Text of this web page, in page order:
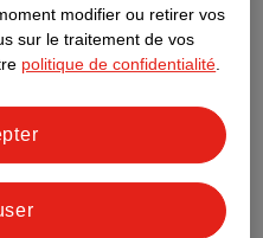
modifier ou retirer vos
sur le traitement de vos
politique de confidentialité